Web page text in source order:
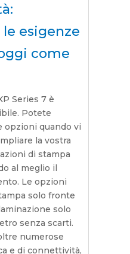
esigenze
come
Series 7 è
Potete
opzioni quando vi
la vostra
di stampa
al meglio il
Le opzioni
solo fronte
solo
senza scarti.
numerose
e di connettività,